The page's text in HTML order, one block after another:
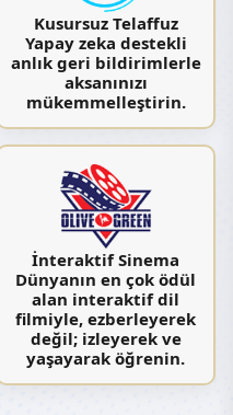
Kusursuz Telaffuz
Yapay zeka destekli
anlık geri bildirimlerle
aksanınızı
mükemmelleştirin.
İnteraktif Sinema
Dünyanın en çok ödül
alan interaktif dil
filmiyle, ezberleyerek
değil; izleyerek ve
yaşayarak öğrenin.